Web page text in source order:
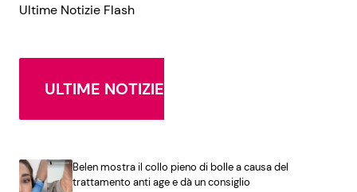
Ultime Notizie Flash
ULTIME NOTIZIE
Belen mostra il collo pieno di bolle a causa del
trattamento anti age e dà un consiglio